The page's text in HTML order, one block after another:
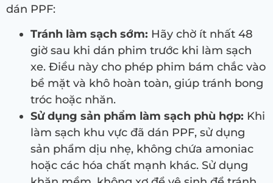
dán PPF:
Tránh làm sạch sớm: Hãy chờ ít nhất 48
giờ sau khi dán phim trước khi làm sạch
xe. Điều này cho phép phim bám chắc vào
bề mặt và khô hoàn toàn, giúp tránh bong
tróc hoặc nhăn.
Sử dụng sản phẩm làm sạch phù hợp: Khi
làm sạch khu vực đã dán PPF, sử dụng
sản phẩm dịu nhẹ, không chứa amoniac
hoặc các hóa chất mạnh khác. Sử dụng